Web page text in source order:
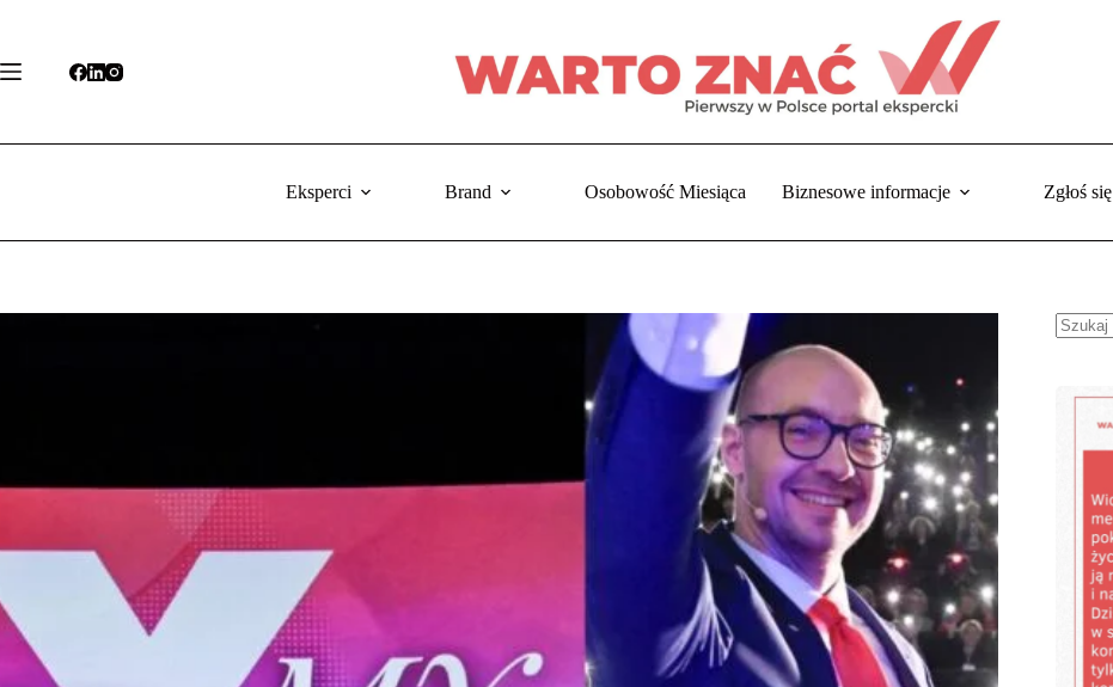
Eksperci Brand Osobowość Miesiąca Biznesowe informacje Zgłoś się